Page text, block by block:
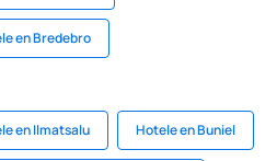
en Bredebro
en Ilmatsalu Hotele en Buniel